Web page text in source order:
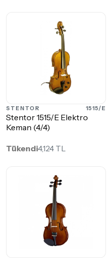
STENTOR 1515/E
Stentor 1515/E Elektro
Keman (4/4)
Tükendi4,124 TL